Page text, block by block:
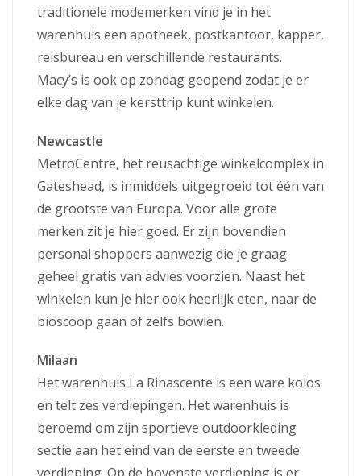
traditionele modemerken vind je in het
warenhuis een apotheek, postkantoor, kapper,
reisbureau en verschillende restaurants.
Macy’s is ook op zondag geopend zodat je er
elke dag van je kersttrip kunt winkelen.
Newcastle
MetroCentre, het reusachtige winkelcomplex in
Gateshead, is inmiddels uitgegroeid tot één van
de grootste van Europa. Voor alle grote
merken zit je hier goed. Er zijn bovendien
personal shoppers aanwezig die je graag
geheel gratis van advies voorzien. Naast het
winkelen kun je hier ook heerlijk eten, naar de
bioscoop gaan of zelfs bowlen.
Milaan
Het warenhuis La Rinascente is een ware kolos
en telt zes verdiepingen. Het warenhuis is
beroemd om zijn sportieve outdoorkleding
sectie aan het eind van de eerste en tweede